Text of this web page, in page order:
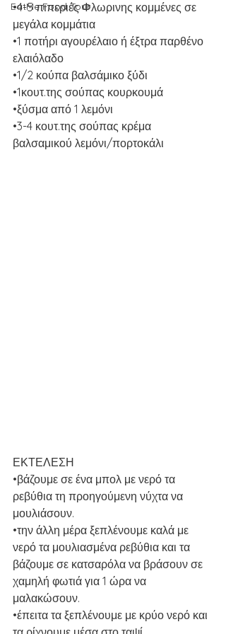
EatMe Food Tour
•4-5 πιπεριές Φλωρινης κομμένες σε
μεγάλα κομμάτια
•1 ποτήρι αγουρέλαιο ή έξτρα παρθένο
ελαιόλαδο
•1/2 κούπα βαλσάμικο ξύδι
•1κουτ.της σούπας κουρκουμά
•ξύσμα από 1 λεμόνι
•3-4 κουτ.της σούπας κρέμα
βαλσαμικού λεμόνι/πορτοκάλι
ΕΚΤΕΛΕΣΗ
•βάζουμε σε ένα μπολ με νερό τα
ρεβύθια τη προηγούμενη νύχτα να
μουλιάσουν.
•την άλλη μέρα ξεπλένουμε καλά με
νερό τα μουλιασμένα ρεβύθια και τα
βάζουμε σε κατσαρόλα να βράσουν σε
χαμηλή φωτιά για 1 ώρα να
μαλακώσουν.
•έπειτα τα ξεπλένουμε με κρύο νερό και